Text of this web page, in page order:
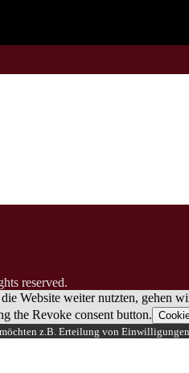
reserved.
Website weiter nutzten, gehen
the Revoke consent button.
z.B. Erteilung von